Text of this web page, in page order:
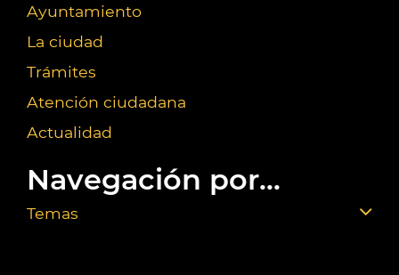
Ayuntamiento
La ciudad
Trámites
Atención ciudadana
Actualidad
Navegación por...
Temas